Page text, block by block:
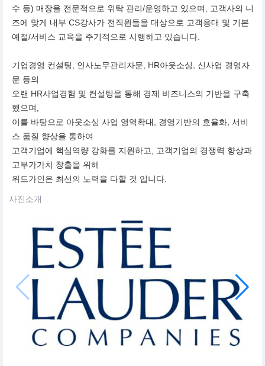
수 등) 매장을 전문적으로 위탁 관리/운영하고 있으며, 고객사의 니
즈에 맞게 내부 CS강사가 전직원들을 대상으로 고객응대 및 기본
예절/서비스 교육을 주기적으로 시행하고 있습니다.
기업경영 컨설팅, 인사노무관리자문, HR아웃소싱, 신사업 경영자
문 등의
오랜 HR사업경험 및 컨설팅을 통해 경제 비즈니스의 기반을 구축
했으며,
이를 바탕으로 아웃소싱 사업 영역확대, 경영기반의 효율화, 서비
스 품질 향상을 통하여
고객기업에 핵심역량 강화를 지원하고, 고객기업의 경쟁력 향상과
고부가가치 창출을 위해
위드가인은 최선의 노력을 다할 것 입니다.
사진소개